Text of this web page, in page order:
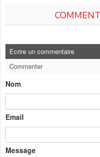
Ecrire un commentaire
Commenter
Nom
Email
Message